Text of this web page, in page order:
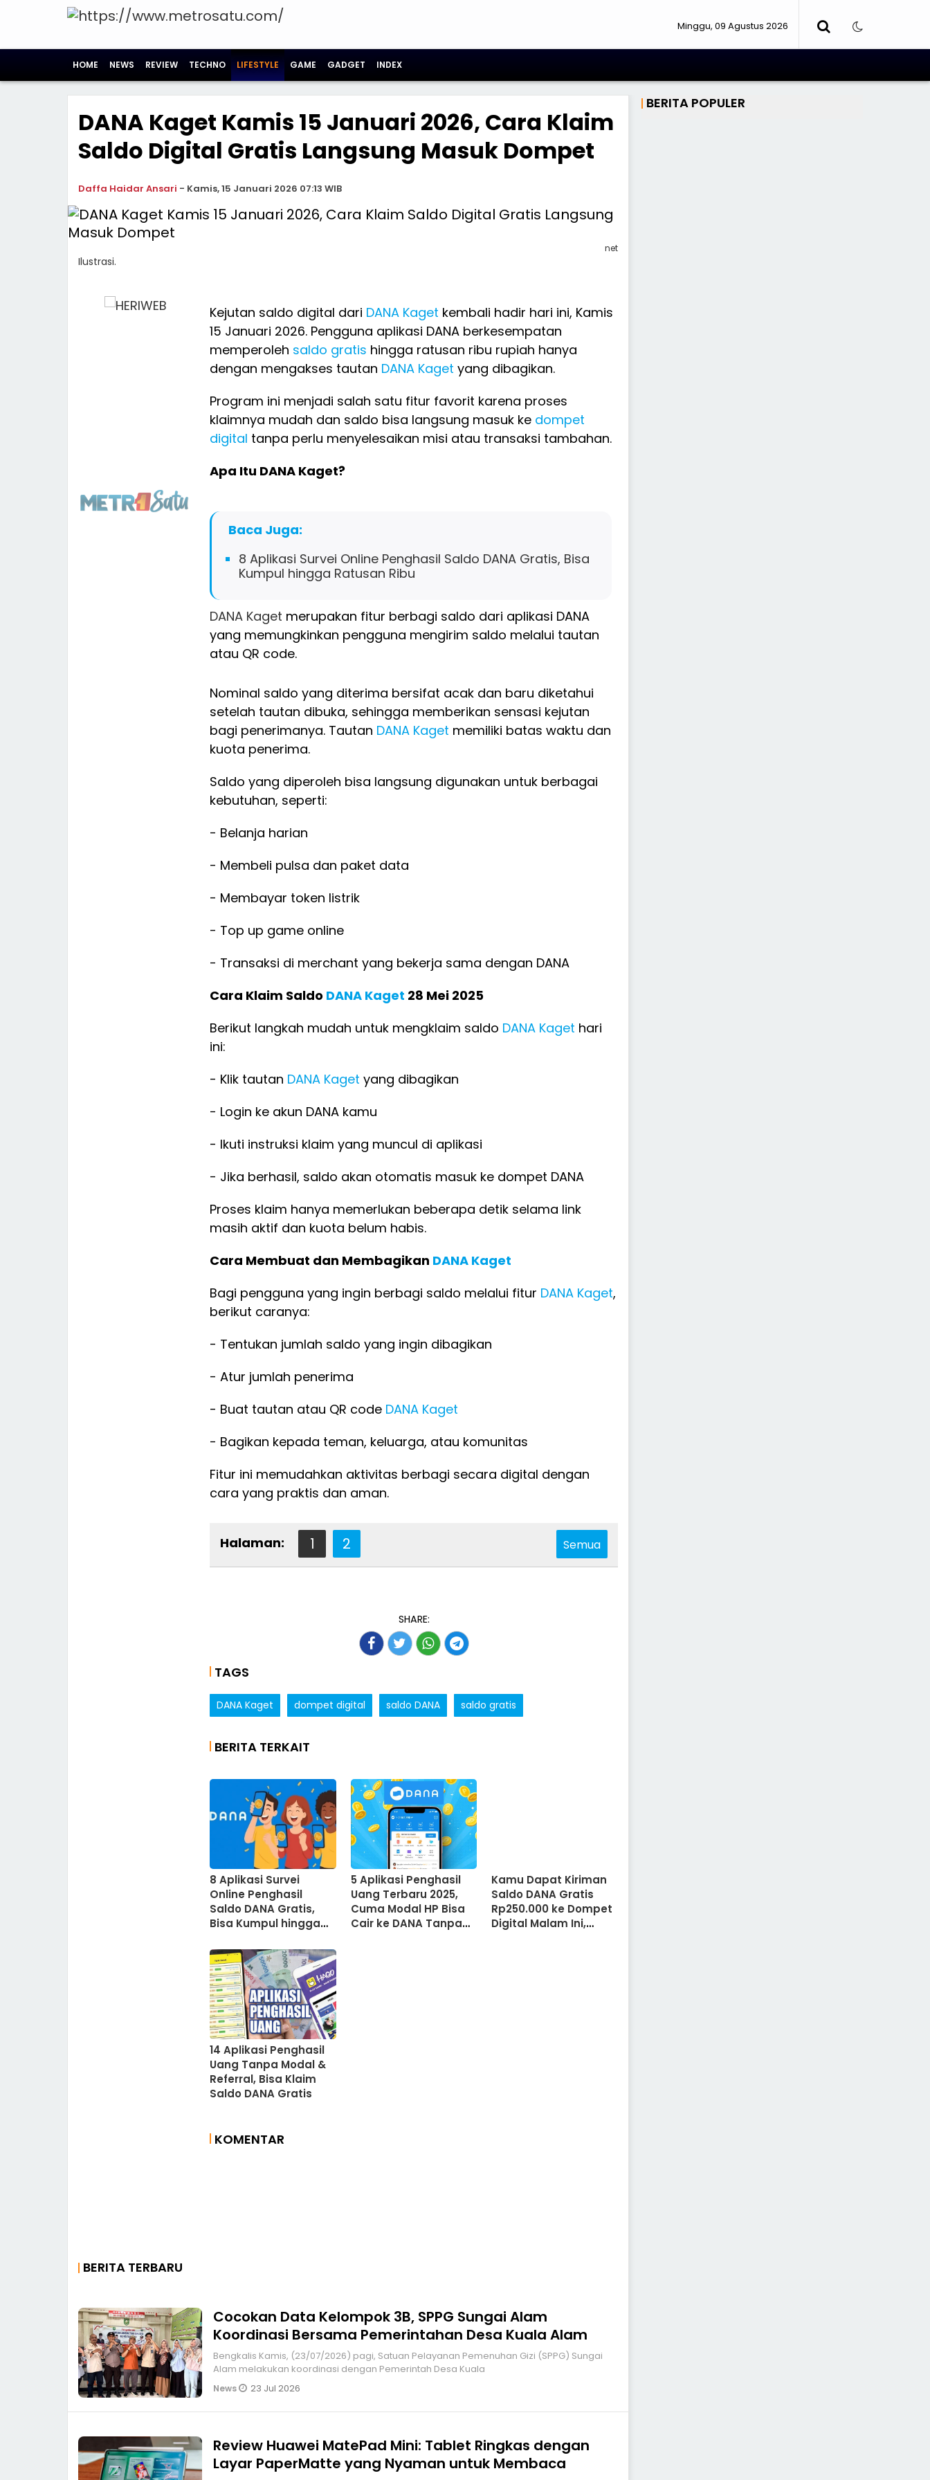
Minggu, 09 Agustus 2026
HOME NEWS REVIEW TECHNO LIFESTYLE GAME GADGET INDEX
DANA Kaget Kamis 15 Januari 2026, Cara Klaim
Saldo Digital Gratis Langsung Masuk Dompet
Daffa Haidar Ansari - Kamis, 15 Januari 2026 07:13 WIB
net
Ilustrasi.
Kejutan saldo digital dari DANA Kaget kembali hadir hari ini, Kamis
15 Januari 2026. Pengguna aplikasi DANA berkesempatan
memperoleh saldo gratis hingga ratusan ribu rupiah hanya
dengan mengakses tautan DANA Kaget yang dibagikan.
Program ini menjadi salah satu fitur favorit karena proses
klaimnya mudah dan saldo bisa langsung masuk ke dompet
digital tanpa perlu menyelesaikan misi atau transaksi tambahan.
Apa Itu DANA Kaget?
Baca Juga:
8 Aplikasi Survei Online Penghasil Saldo DANA Gratis, Bisa
Kumpul hingga Ratusan Ribu
DANA Kaget merupakan fitur berbagi saldo dari aplikasi DANA
yang memungkinkan pengguna mengirim saldo melalui tautan
atau QR code.
Nominal saldo yang diterima bersifat acak dan baru diketahui
setelah tautan dibuka, sehingga memberikan sensasi kejutan
bagi penerimanya. Tautan DANA Kaget memiliki batas waktu dan
kuota penerima.
Saldo yang diperoleh bisa langsung digunakan untuk berbagai
kebutuhan, seperti:
- Belanja harian
- Membeli pulsa dan paket data
- Membayar token listrik
- Top up game online
- Transaksi di merchant yang bekerja sama dengan DANA
Cara Klaim Saldo DANA Kaget 28 Mei 2025
Berikut langkah mudah untuk mengklaim saldo DANA Kaget hari
ini:
- Klik tautan DANA Kaget yang dibagikan
- Login ke akun DANA kamu
- Ikuti instruksi klaim yang muncul di aplikasi
- Jika berhasil, saldo akan otomatis masuk ke dompet DANA
Proses klaim hanya memerlukan beberapa detik selama link
masih aktif dan kuota belum habis.
Cara Membuat dan Membagikan DANA Kaget
Bagi pengguna yang ingin berbagi saldo melalui fitur DANA Kaget,
berikut caranya:
- Tentukan jumlah saldo yang ingin dibagikan
- Atur jumlah penerima
- Buat tautan atau QR code DANA Kaget
- Bagikan kepada teman, keluarga, atau komunitas
Fitur ini memudahkan aktivitas berbagi secara digital dengan
cara yang praktis dan aman.
Halaman: 1 2 Semua
SHARE:
TAGS
DANA Kaget dompet digital saldo DANA saldo gratis
BERITA TERKAIT
8 Aplikasi Survei
Online Penghasil
Saldo DANA Gratis,
Bisa Kumpul hingga
5 Aplikasi Penghasil
Uang Terbaru 2025,
Cuma Modal HP Bisa
Cair ke DANA Tanpa
Kamu Dapat Kiriman
Saldo DANA Gratis
Rp250.000 ke Dompet
Digital Malam Ini,
14 Aplikasi Penghasil
Uang Tanpa Modal &
Referral, Bisa Klaim
Saldo DANA Gratis
KOMENTAR
BERITA TERBARU
Cocokan Data Kelompok 3B, SPPG Sungai Alam
Koordinasi Bersama Pemerintahan Desa Kuala Alam
Bengkalis Kamis, (23/07/2026) pagi, Satuan Pelayanan Pemenuhan Gizi (SPPG) Sungai
Alam melakukan koordinasi dengan Pemerintah Desa Kuala
News 23 Jul 2026
Review Huawei MatePad Mini: Tablet Ringkas dengan
Layar PaperMatte yang Nyaman untuk Membaca
BERITA POPULER